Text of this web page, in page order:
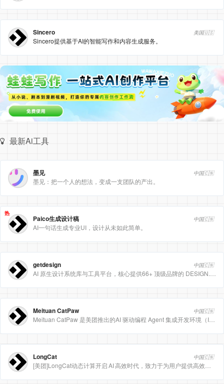
Sincero 美国🇺🇸
Sincero提供基于AI的智能写作和内容生成服务。
最新Ai工具
墨见 中国🇨🇳
墨见：把一个人的想法，变成一支团队的产出。
热
Paico生成设计稿 中国🇨🇳
AI一句话生成专业UI，设计从未如此简单。
getdesign 中国🇨🇳
Meituan CatPaw 中国🇨🇳
LongCat 中国🇨🇳